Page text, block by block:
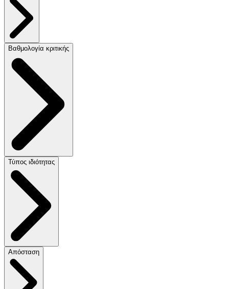
Βαθμολογία κριτικής
Τύπος ιδιότητας
Απόσταση